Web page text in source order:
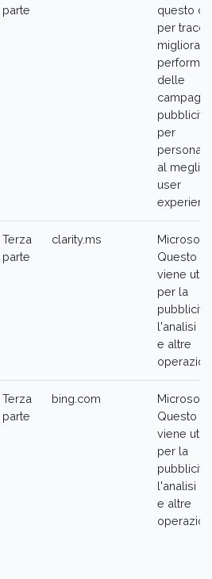
parte
questo
per
delle
per
al meglio
user
Terza
parte
clarity.ms
Microsoft
Questo
viene
per la
pubblicità,
l'analisi
e altre
Terza
parte
bing.com
Microsoft
Questo
viene
per la
pubblicità,
l'analisi
e altre